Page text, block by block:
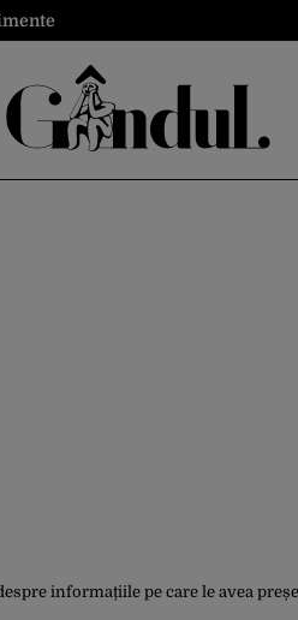
pe care le avea președintele despre drona ucraineană din Constanța: